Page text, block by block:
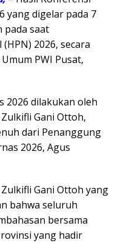
yang digelar pada 7
pada saat
2026, secara
PWI Pusat,
2026 dilakukan oleh
Gani Ottoh,
dari Penanggung
2026, Agus
Gani Ottoh yang
bahwa seluruh
bersama
yang hadir